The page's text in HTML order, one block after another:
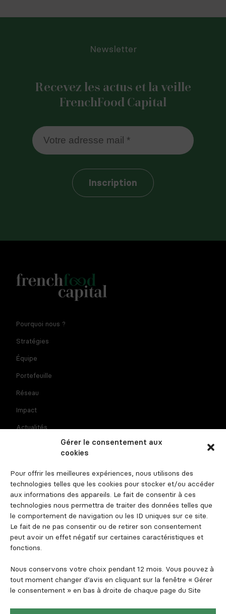
Gérer le consentement aux
cookies
Pour offrir les meilleures expériences, nous utilisons des
technologies telles que les cookies pour stocker et/ou accéder
aux informations des appareils. Le fait de consentir à ces
technologies nous permettra de traiter des données telles que
le comportement de navigation ou les ID uniques sur ce site.
Le fait de ne pas consentir ou de retirer son consentement
peut avoir un effet négatif sur certaines caractéristiques et
fonctions.
Nous conservons votre choix pendant 12 mois. Vous pouvez à
tout moment changer d’avis en cliquant sur la fenêtre « Gérer
le consentement » en bas à droite de chaque page du Site
Newsletter
Recevez les actus et la veille
FrenchFood Capital
Inscription
Notre newsletter est réservée aux dirigeants et
adresse e-mail vous consentez à recevoir la newsletter par
données à caractère personnel et sur vos droits, consultez
Pourquoi nous ?
Stratégies
Équipe
Portefeuille
Réseau
Impact
Actualités
Suivez-nous
Mentions légales et informations règlementaires